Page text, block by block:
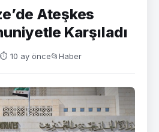
Ateşkes
Karşıladı
⏱ 10 ay önce📂Haber